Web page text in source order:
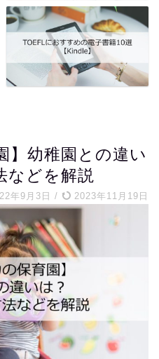
】幼稚園との違い
などを解説
年9月3日 / 2023年11月19日